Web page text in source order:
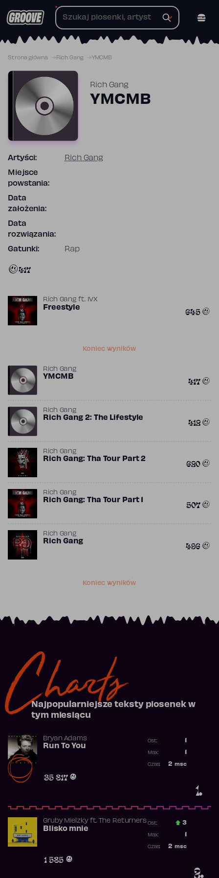
do
Strona główna Rich Gang YMCMB
Rich Gang
YMCMB
Artyści: Rich Gang
Miejsce
powstania:
Data
założenia:
Data
rozwiązania:
Gatunki: Rap
417
Rich Gang ft. IVX
Freestyle 645
Koniec wyników
Rich Gang
YMCMB 417
Rich Gang
Rich Gang 2: The Lifestyle 412
Rich Gang
Rich Gang: Tha Tour Part 2 620
Rich Gang
Rich Gang: Tha Tour Part 1 507
Rich Gang
Rich Gang 496
Koniec wyników
Charts
Najpopularniejsze teksty piosenek w
tym miesiącu
1.
Bryan Adams
Run To You
35 817
Ost.:
Max:
2 msc
Czas:
2.
Gruby Mielzkyft. The Returners
Blisko mnie
1 585
Ost.: 3
Max:
2 msc
Czas: